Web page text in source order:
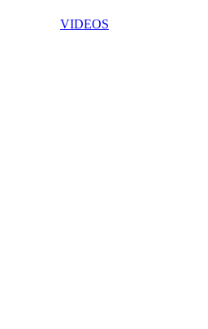
VIDEOS